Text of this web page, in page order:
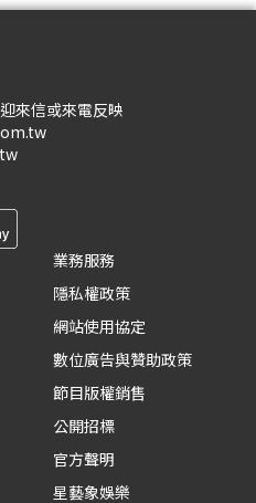
來信或來電反映
業務服務
隱私權政策
網站使用協定
數位廣告與贊助政策
節目版權銷售
公開招標
官方聲明
星藝象娛樂